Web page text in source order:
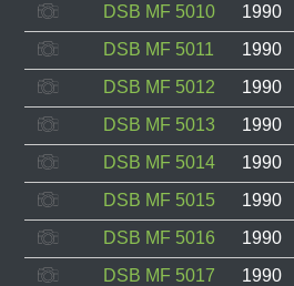
DSB MF 5010
1990
DSB MF 5011
1990
DSB MF 5012
1990
DSB MF 5013
1990
DSB MF 5014
1990
DSB MF 5015
1990
DSB MF 5016
1990
DSB MF 5017
1990